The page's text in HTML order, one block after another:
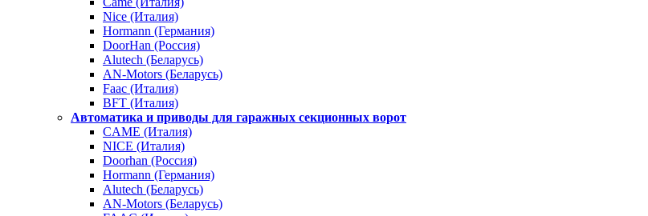
Nice (Италия)
Hormann (Германия)
DoorHan (Россия)
Alutech (Беларусь)
AN-Motors (Беларусь)
Faac (Италия)
BFT (Италия)
Автоматика и приводы для гаражных секционных ворот
CAME (Италия)
NICE (Италия)
Doorhan (Россия)
Hormann (Германия)
Alutech (Беларусь)
AN-Motors (Беларусь)